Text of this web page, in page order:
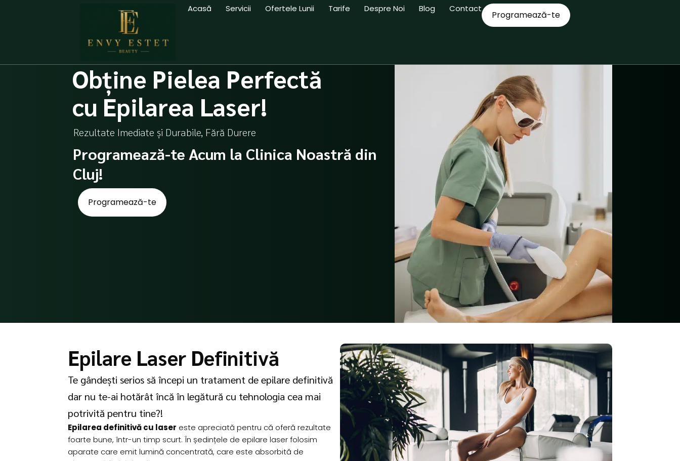
Acasă Servicii Ofertele Lunii Tarife Despre Noi Blog Contact
Programează-te
Obține Pielea Perfectă
cu Epilarea Laser!
Rezultate Imediate și Durabile, Fără Durere
Programează-te Acum la Clinica Noastră din
Cluj!
Programează-te
Epilare Laser Definitivă
Te gândești serios să începi un tratament de epilare definitivă
dar nu te-ai hotărât încă în legătură cu tehnologia cea mai
potrivită pentru tine?!
Epilarea definitivă cu laser este apreciată pentru că oferă rezultate
foarte bune, într-un timp scurt. În ședințele de epilare laser folosim
aparate care emit lumină concentrată, care este absorbită de